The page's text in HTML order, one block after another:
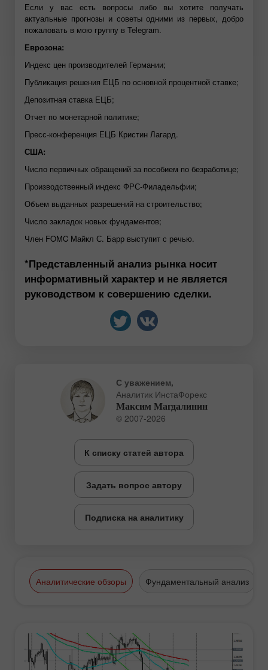
Если у вас есть вопросы либо вы хотите получать
актуальные прогнозы и советы одними из первых, добро
пожаловать в мою группу в Telegram.
Еврозона:
Индекс цен производителей Германии;
Публикация решения ЕЦБ по основной процентной ставке;
Депозитная ставка ЕЦБ;
Отчет по монетарной политике;
Пресс-конференция ЕЦБ Кристин Лагард.
США:
Число первичных обращений за пособием по безработице;
Производственный индекс ФРС-Филадельфии;
Объем выданных разрешений на строительство;
Число закладок новых фундаментов;
Член FOMC Майкл С. Барр выступит с речью.
*Представленный анализ рынка носит
информативный характер и не является
руководством к совершению сделки.
С уважением,
Аналитик ИнстаФорекс
Максим Магдалинин
© 2007-2026
К списку статей автора
Задать вопрос автору
Подписка на аналитику
Аналитические обзоры Фундаментальный анализ